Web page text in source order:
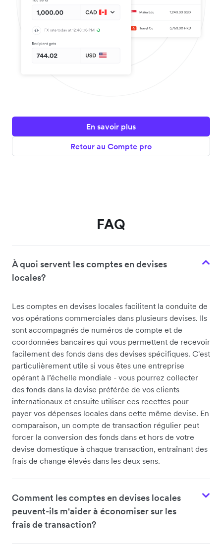
En savoir plus
Retour au Compte pro
FAQ
À quoi servent les comptes en devises
locales?
Les comptes en devises locales facilitent la conduite de
vos opérations commerciales dans plusieurs devises. Ils
sont accompagnés de numéros de compte et de
coordonnées bancaires qui vous permettent de recevoir
facilement des fonds dans des devises spécifiques. C'est
particulièrement utile si vous êtes une entreprise
opérant à l’échelle mondiale - vous pourrez collecter
des fonds dans la devise préférée de vos clients
internationaux et ensuite utiliser ces recettes pour
payer vos dépenses locales dans cette même devise. En
comparaison, un compte de transaction régulier peut
forcer la conversion des fonds dans et hors de votre
devise domestique à chaque transaction, entraînant des
frais de change élevés dans les deux sens.
Comment les comptes en devises locales
peuvent-ils m'aider à économiser sur les
frais de transaction?